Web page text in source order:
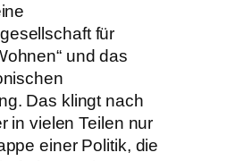
für
und das
Das klingt nach
in vielen Teilen nur
einer Politik, die